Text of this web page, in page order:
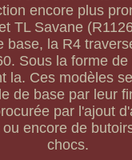
encore plus
TL Savane
base, la R4
Sous la forme
la. Ces modèles
de base par leur
par l'ajout
encore de
chocs.